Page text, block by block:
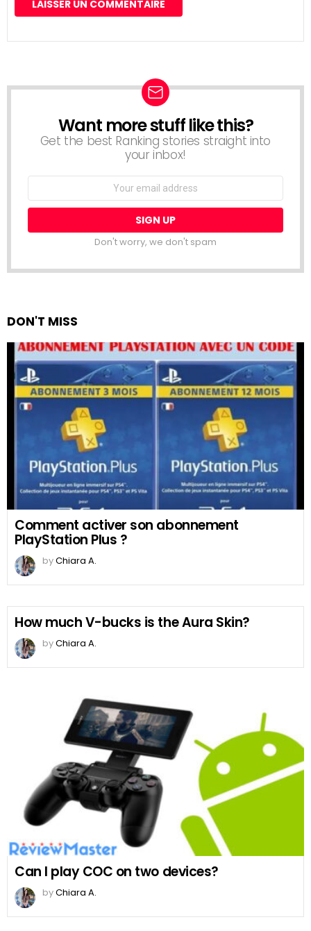
NEWSLETTER
Want more stuff like this?
Get the best Ranking stories straight into
your inbox!
Don't worry, we don't spam
DON'T MISS
Comment activer son abonnement
PlayStation Plus ?
byChiara A.
How much V-bucks is the Aura Skin?
byChiara A.
Can I play COC on two devices?
byChiara A.